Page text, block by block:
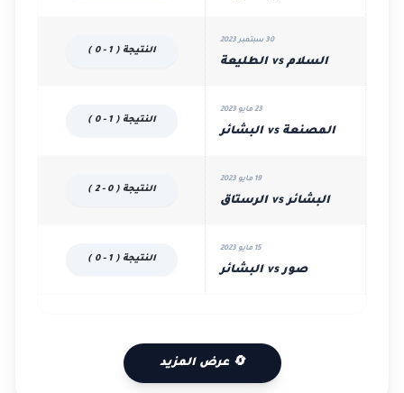
30 سبتمبر 2023
السلام vs الطليعة
النتيجة ( 1 - 0 )
23 مايو 2023
المصنعة vs البشائر
النتيجة ( 1 - 0 )
19 مايو 2023
البشائر vs الرستاق
النتيجة ( 0 - 2 )
15 مايو 2023
صور vs البشائر
النتيجة ( 1 - 0 )
🔄 عرض المزيد